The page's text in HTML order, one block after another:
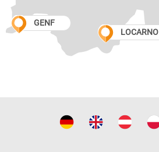
LOCARNO
GENF